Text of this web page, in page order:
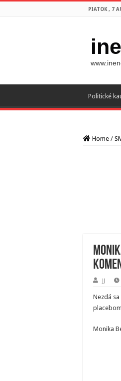
PIATOK , 7
Politické
Home /
jj
Nezdá
Monika